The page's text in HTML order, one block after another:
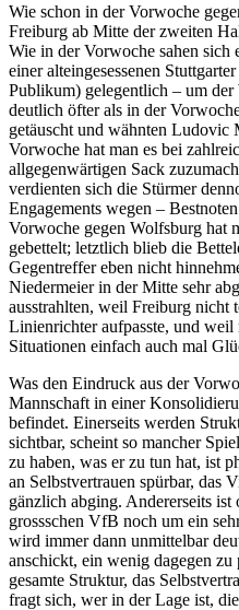
Wie schon in der Vorwoche
Freiburg ab Mitte der zweiten
Wie in der Vorwoche sahen sich
einer alteingesessenen
Publikum) gelegentlich – um der
deutlich öfter als in der
getäuscht und wähnten Ludovic
Vorwoche hat man es bei
allgegenwärtigen Sack
verdienten sich die Stürmer
Engagements wegen –
Vorwoche gegen Wolfsburg hat
gebettelt; letztlich blieb die
Gegentreffer eben nicht
Niedermeier in der Mitte sehr
ausstrahlten, weil Freiburg nicht
Linienrichter aufpasste, und weil
Situationen einfach auch mal
Was den Eindruck aus der
Mannschaft in einer
befindet. Einerseits werden
sichtbar, scheint so mancher
zu haben, was er zu tun hat, ist
an Selbstvertrauen spürbar, das
gänzlich abging. Andererseits
grossschen VfB noch um ein
wird immer dann unmittelbar
anschickt, ein wenig dagegen
gesamte Struktur, das
fragt sich, wer in der Lage ist,